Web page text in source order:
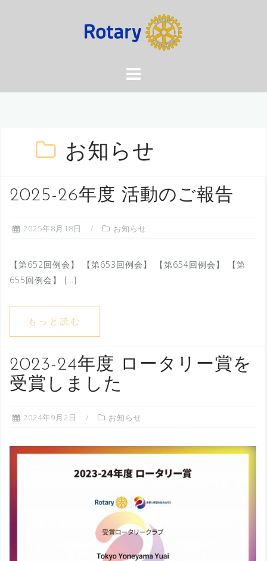
お知らせ
2025-26年度 活動のご報告
2025年8月18日 お知らせ
【第652回例会】 【第653回例会】 【第654回例会】 【第
655回例会】 […]
もっと読む
2023-24年度 ロータリー賞を
受賞しました
2024年9月2日 お知らせ